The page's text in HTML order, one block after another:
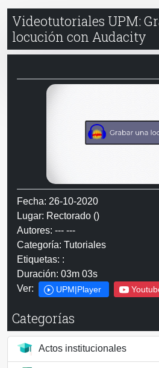
Videotutoriales UPM:
locución con Audacity
Fecha: 26-10-2020
Lugar: Rectorado ()
Autores: --- ---
Categoría: Tutoriales
Etiquetas: :
Duración: 03m 03s
Ver:
UPM|Player
Categorías
Actos institucionales